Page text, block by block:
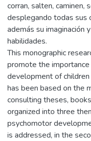
corran, salten, caminen,
desplegando todas sus
además su imaginación
habilidades.
This monographic
promote the
development of
has been based on the
consulting theses,
organized into three
psychomotor
is addressed, in the